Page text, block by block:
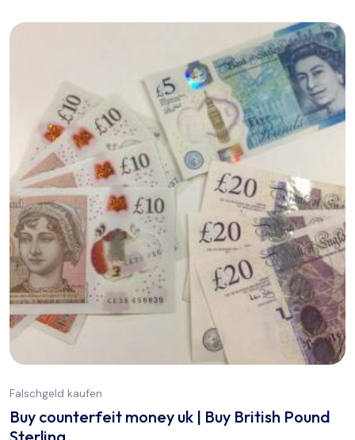
Falschgeld kaufen
Buy counterfeit money uk | Buy British Pound